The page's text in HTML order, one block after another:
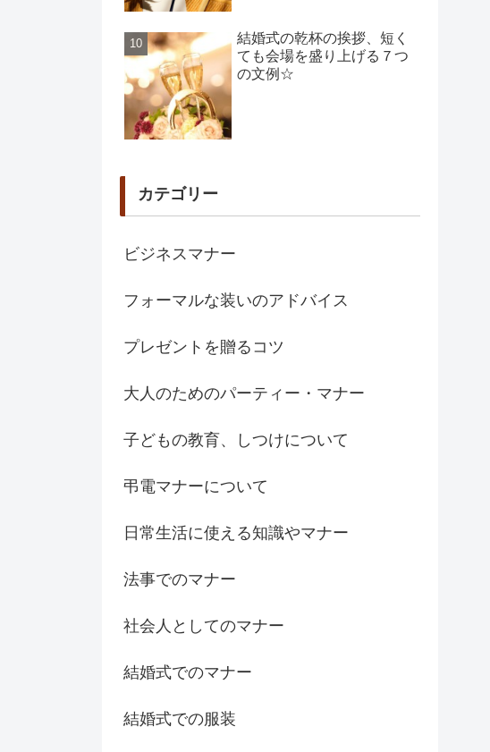
結婚式の乾杯の挨拶、短く
ても会場を盛り上げる７つ
の文例☆
カテゴリー
ビジネスマナー
フォーマルな装いのアドバイス
プレゼントを贈るコツ
大人のためのパーティー・マナー
子どもの教育、しつけについて
弔電マナーについて
日常生活に使える知識やマナー
法事でのマナー
社会人としてのマナー
結婚式でのマナー
結婚式での服装